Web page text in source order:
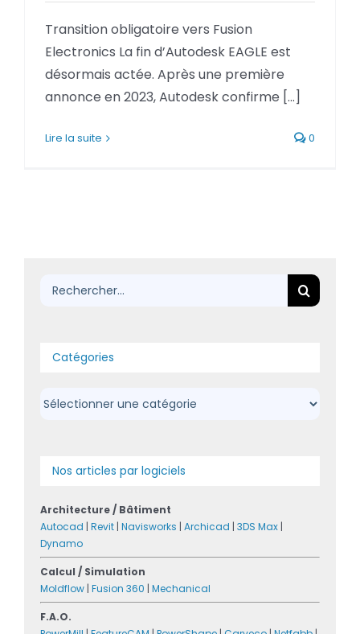
Rechercher:
Transition obligatoire vers Fusion
Electronics La fin d’Autodesk EAGLE est
désormais actée. Après une première
annonce en 2023, Autodesk confirme [...]
Lire la suite 0
Rechercher:
Catégories
Catégories
Nos articles par logiciels
Architecture / Bâtiment
Autocad | Revit | Navisworks | Archicad | 3DS Max |
Dynamo
Calcul / Simulation
Moldflow | Fusion 360 | Mechanical
F.A.O.